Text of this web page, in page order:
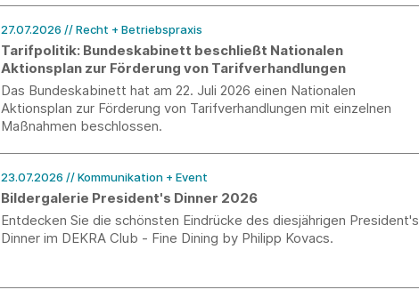
aktuellen Stand über die relevanten Export- und Zielmärkte hinweg
und macht auf einen Blick sichtbar, wo bereits Pflichten bestehen
und wo Systeme derzeit noch im Aufbau sind.
27.07.2026 // Recht + Betriebspraxis
Tarifpolitik: Bundeskabinett beschließt Nationalen
Aktionsplan zur Förderung von Tarifverhandlungen
Das Bundeskabinett hat am 22. Juli 2026 einen Nationalen
Aktionsplan zur Förderung von Tarifverhandlungen mit einzelnen
Maßnahmen beschlossen.
23.07.2026 // Kommunikation + Event
Bildergalerie President's Dinner 2026
Entdecken Sie die schönsten Eindrücke des diesjährigen President's
Dinner im DEKRA Club - Fine Dining by Philipp Kovacs.